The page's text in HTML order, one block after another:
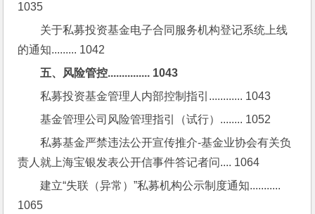
1035
关于私募投资基金电子合同服务机构登记系统上线
的通知......... 1042
五、风险管控............... 1043
私募投资基金管理人内部控制指引............ 1043
基金管理公司风险管理指引（试行）........ 1052
私募基金严禁违法公开宣传推介-基金业协会有关负
责人就上海宝银发表公开信事件答记者问.... 1064
建立“失联（异常）”私募机构公示制度通知...........
1065